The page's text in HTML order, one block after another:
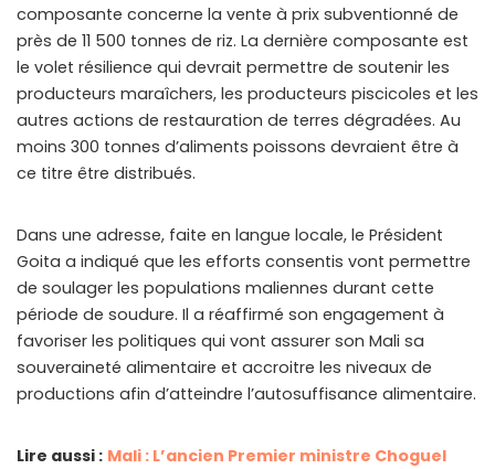
composante concerne la vente à prix subventionné de
près de 11 500 tonnes de riz. La dernière composante est
le volet résilience qui devrait permettre de soutenir les
producteurs maraîchers, les producteurs piscicoles et les
autres actions de restauration de terres dégradées. Au
moins 300 tonnes d’aliments poissons devraient être à
ce titre être distribués.
Dans une adresse, faite en langue locale, le Président
Goita a indiqué que les efforts consentis vont permettre
de soulager les populations maliennes durant cette
période de soudure. Il a réaffirmé son engagement à
favoriser les politiques qui vont assurer son Mali sa
souveraineté alimentaire et accroitre les niveaux de
productions afin d’atteindre l’autosuffisance alimentaire.
Lire aussi : Mali : L’ancien Premier ministre Choguel